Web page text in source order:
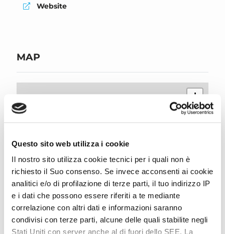
Questo sito web utilizza i cookie
Il nostro sito utilizza cookie tecnici per i quali non è
richiesto il Suo consenso. Se invece acconsenti ai cookie
analitici e/o di profilazione di terze parti, il tuo indirizzo IP
e i dati che possono essere riferiti a te mediante
correlazione con altri dati e informazioni saranno
condivisi con terze parti, alcune delle quali stabilite negli
Stati Uniti con server anche al di fuori dello SEE. La
aria.website:
Website
MAP
+
−
Leaflet| ©OpenStreetMap, Tiles courtesy ofHumanitarian OpenStreetMap
Team